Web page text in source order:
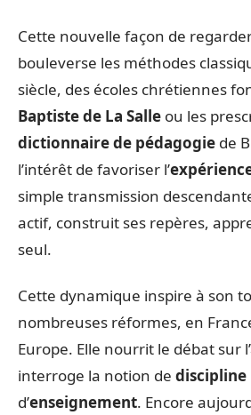
Cette nouvelle façon de
bouleverse les méthodes
siècle, des écoles chrétiennes
Baptiste de La Salle ou les
dictionnaire de pédagogie de
l’intérêt de favoriser l’
simple transmission
actif, construit ses repères,
seul.
Cette dynamique inspire à son
nombreuses réformes, en
Europe. Elle nourrit le débat sur
interroge la notion de discipline
d’enseignement. Encore